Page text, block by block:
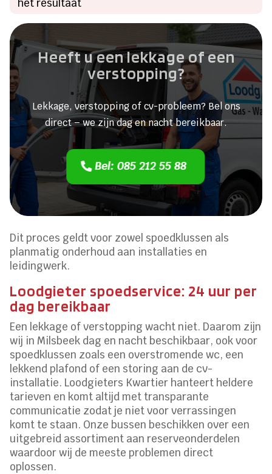
het resultaat
Heeft u een lekkage of een
verstopping?
Lekkage, verstopping of cv-probleem? Bel ons
direct – we zijn dag en nacht bereikbaar.
Bel: 085 212 55 88
Dit proces geldt voor zowel spoedklussen als
planmatig onderhoud aan installaties en
leidingwerk.
Loodgieter spoedservice: 24 uur per
dag bereikbaar
Een lekkage of verstopping wacht niet. Daarom zijn
wij in Milsbeek dag en nacht beschikbaar, ook voor
spoedklussen zoals een overstromende wc, een
lekkend plafond of een storing aan de cv-
installatie. Loodgieters Kwartier hanteert heldere
tarieven en komt altijd met transparante
communicatie zodat je niet voor verrassingen
komt te staan. Onze bussen beschikken over een
uitgebreid assortiment aan reserveonderdelen
waardoor wij de meeste problemen direct
oplossen.